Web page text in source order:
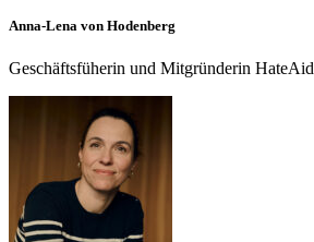
Anna-Lena von Hodenberg
Geschäftsfüherin und Mitgründerin HateAid